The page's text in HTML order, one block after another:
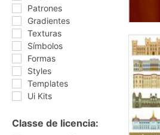
Patrones
Gradientes
Texturas
Símbolos
Formas
Styles
Templates
Ui Kits
Classe de licencia: